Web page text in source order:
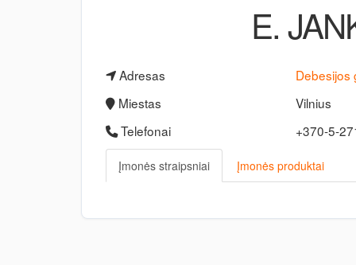
E.
Adresas
Debesijos
Miestas
Vilnius
Telefonai
+370-5-
Įmonės straipsniai Įmonės produktai